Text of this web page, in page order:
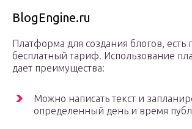
BlogEngine.ru
Платформа для создания блогов, есть
бесплатный тариф. Использование
дает преимущества:
Можно написать текст и
определенный день и время